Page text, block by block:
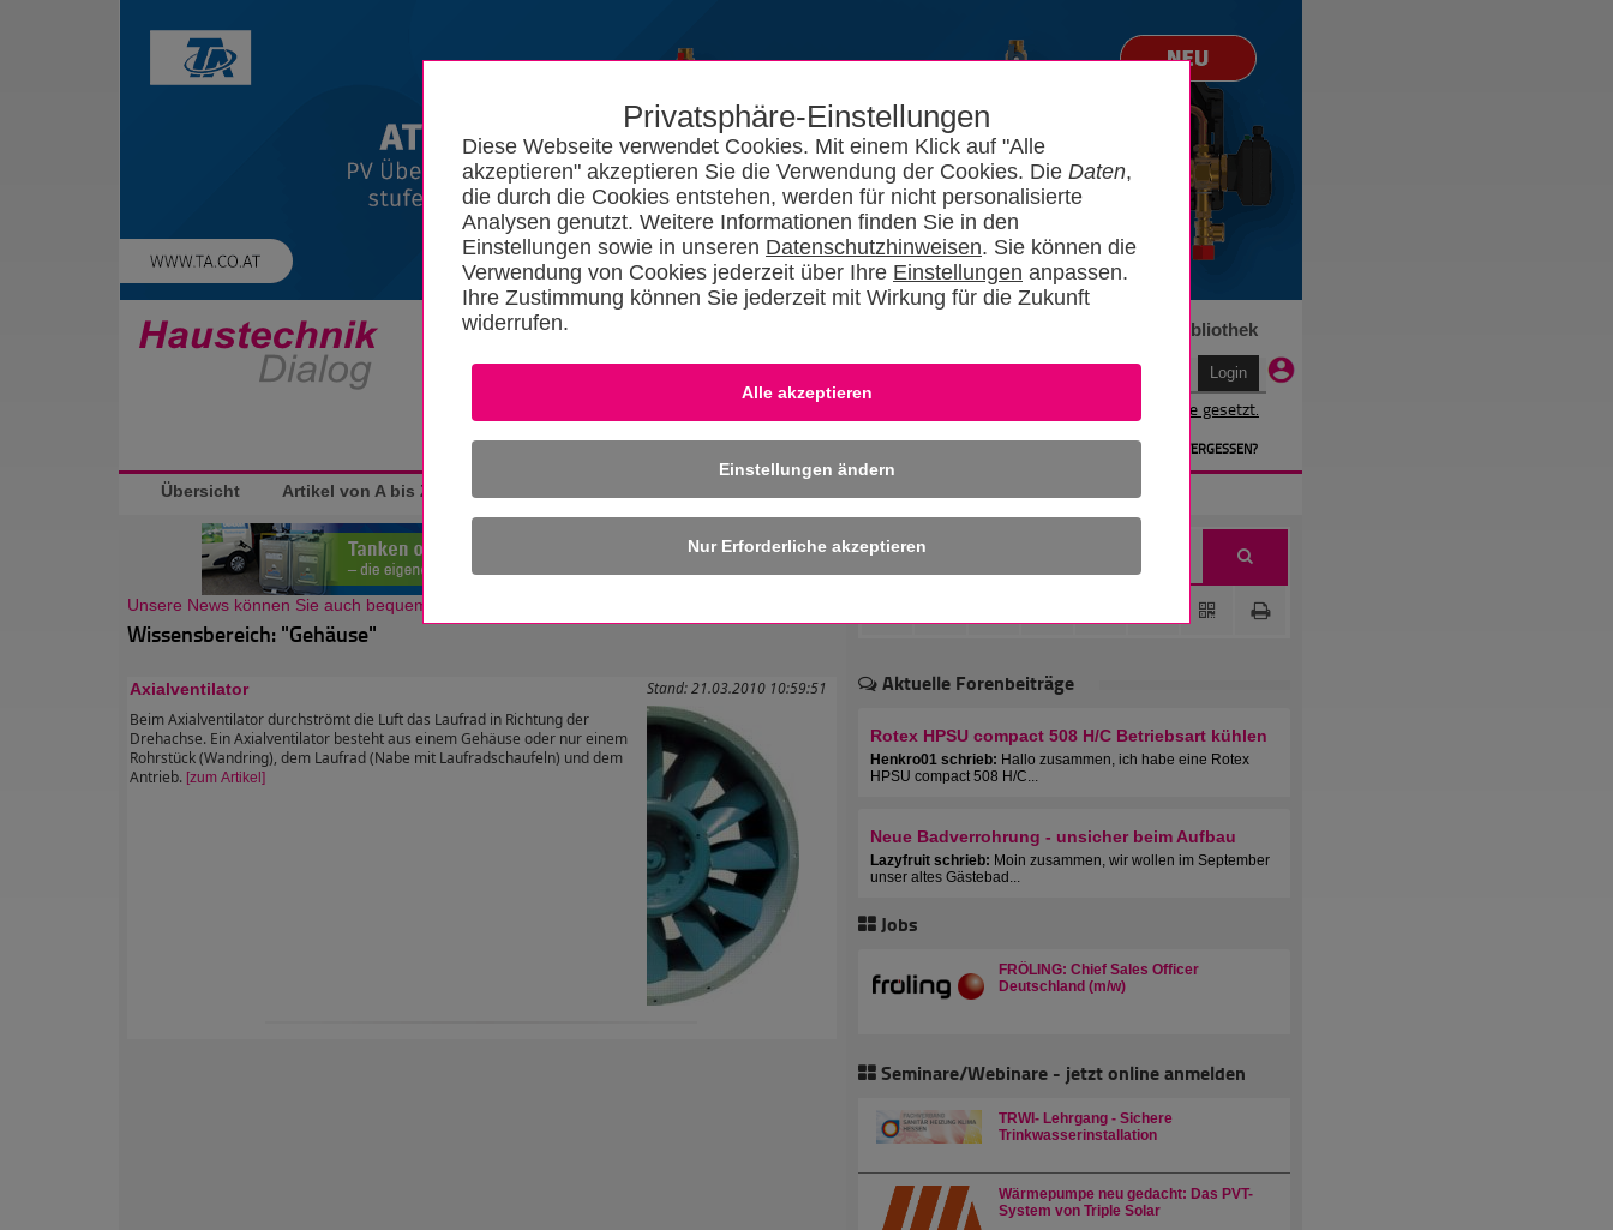
Privatsphäre-Einstellungen
Diese Webseite verwendet Cookies. Mit einem Klick auf "Alle
akzeptieren" akzeptieren Sie die Verwendung der Cookies. Die Daten,
die durch die Cookies entstehen, werden für nicht personalisierte
Analysen genutzt. Weitere Informationen finden Sie in den
Einstellungen sowie in unseren Datenschutzhinweisen. Sie können die
Verwendung von Cookies jederzeit über Ihre Einstellungen anpassen.
Ihre Zustimmung können Sie jederzeit mit Wirkung für die Zukunft
widerrufen.
Einstellungen ändern
Startseite News Bibliothek
Dafür wird ein Cookie gesetzt.
» PASSWORT VERGESSEN?
Übersicht Artikel von A bis Z
Unsere News können Sie auch bequem als Newsletter erhalten!
Wissensbereich: "Gehäuse"
Stand: 21.03.2010 10:59:51
Axialventilator
Beim Axialventilator durchströmt die Luft das Laufrad in Richtung der
Drehachse. Ein Axialventilator besteht aus einem Gehäuse oder nur einem
Rohrstück (Wandring), dem Laufrad (Nabe mit Laufradschaufeln) und dem
Antrieb. [zum Artikel]
Aktuelle Forenbeiträge
Rotex HPSU compact 508 H/C Betriebsart kühlen
Henkro01 schrieb: Hallo zusammen, ich habe eine Rotex
HPSU compact 508 H/C...
Neue Badverrohrung - unsicher beim Aufbau
Lazyfruit schrieb: Moin zusammen, wir wollen im September
unser altes Gästebad...
Jobs
FRÖLING: Chief Sales Officer
Deutschland (m/w)
Seminare/Webinare - jetzt online anmelden
TRWI- Lehrgang - Sichere
Trinkwasserinstallation
Wärmepumpe neu gedacht: Das PVT-
System von Triple Solar